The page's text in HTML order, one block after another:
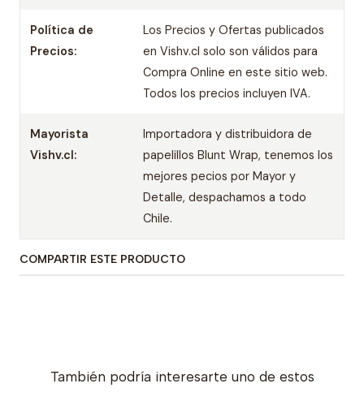
Política de
Precios:
Los Precios y Ofertas publicados
en Vishv.cl solo son válidos para
Compra Online en este sitio web.
Todos los precios incluyen IVA.
Mayorista
Vishv.cl:
Importadora y distribuidora de
papelillos Blunt Wrap, tenemos los
mejores pecios por Mayor y
Detalle, despachamos a todo
Chile.
COMPARTIR ESTE PRODUCTO
También podría interesarte uno de estos